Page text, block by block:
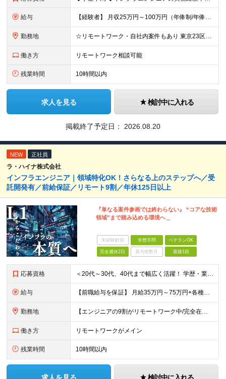
給与 【経験者】 月収25万円～100万円（年俸制/年俸276万円～1200万円）＋業績・季節手当 ※年俸：12分割 ※前職給与や経験・スキルなどを考慮し加給・優遇します ※各種手当込み。交通費、超過手当、
勤務地 ☆リモートワーク・自社内案件もあり 東京23区内のクライアント先での勤務となります。 ◆勤務先は希望を考慮し決定します ◆転居を伴う転勤はありません 【本社】 東京都品川区東品川4-12-8 品川シ
働き方 リモートワーク相談可能
残業時間 10時間以内
求人を見る 検討中に入れる
掲載終了予定日： 2026.08.20
NEW 正社員
ラ・ハイナ株式会社
インフラエンジニア｜領域特化OK！さらなる上のステップへ／受
託開発有／前給保証／リモート9割／年休125日以上
『単なる案件参画では終わらない』 “コアな技術
領域”まで踏み込める環境へ＿
未経験歓迎 学歴不問 ベテランOK
完全週休2日 賞与複数月 面接1回
応募資格 ＜20代～30代、40代まで幅広く活躍！ 学歴・業界・領域不問＞ インフラエンジニアとして下記いずれかの経験がある方 ■設計・構築の経験（サーバ、ネットワーク、クラウド、セキュリティ、データベース）
給与 【前職給与を保証】 月給35万円～75万円+各種手当+決算賞与 ★資格手当や資格取得報奨金、役職手当など待遇、福利厚生が充実！ ★1年で年収100万円以上アップした社員も在籍！ ※経験・スキルを考
勤務地 【エンジニアの9割がリモートワーク中/完全在宅ワークで働くメンバーも◎】 現在、エンジニアの約9割がリモートワークを実施。 そのうち約3割がフルリモートで勤務しており、地方在住のメンバーも活躍していま
働き方 リモートワークがメイン
残業時間 10時間以内